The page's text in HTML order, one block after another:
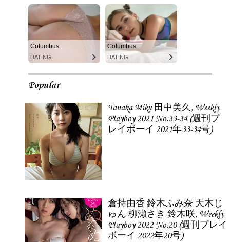
Columbus
DATING
Columbus
DATING
Popular
Tanaka Miku 田中美久, Weekly
Playboy 2021 No.33-34 (週刊プ
レイボーイ 2021年33-34号)
倉持由香 鈴木ふみ奈 天木じ
ゅん 柳瀬さき 鈴木咲, Weekly
Playboy 2022 No.20 (週刊プレイ
ボーイ 2022年20号)